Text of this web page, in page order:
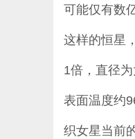
可能仅有数
这样的恒星
1倍，直径
表面温度约
织女星当前